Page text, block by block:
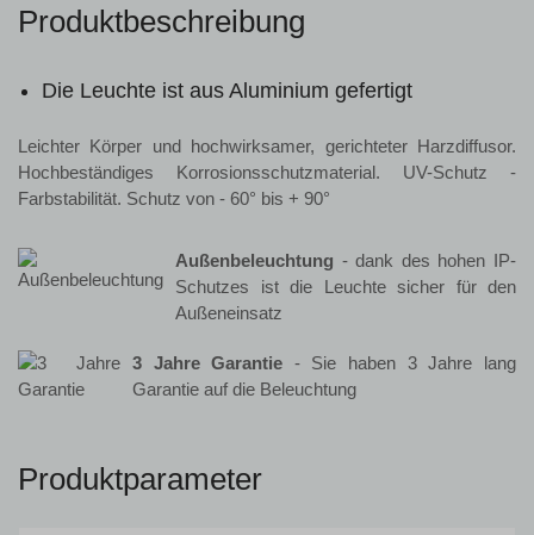
Produktbeschreibung
Die Leuchte ist aus Aluminium gefertigt
Leichter Körper und hochwirksamer, gerichteter Harzdiffusor.
Hochbeständiges Korrosionsschutzmaterial. UV-Schutz -
Farbstabilität. Schutz von - 60° bis + 90°
Außenbeleuchtung - dank des hohen IP-
Schutzes ist die Leuchte sicher für den
Außeneinsatz
3 Jahre Garantie - Sie haben 3 Jahre lang
Garantie auf die Beleuchtung
Produktparameter